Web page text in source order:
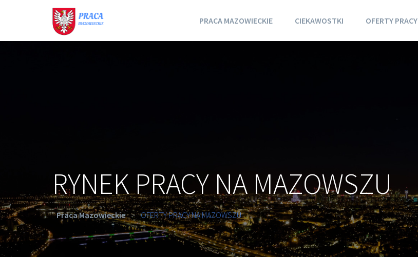
PRACA MAZOWIECKIE CIEKAWOSTKI OFERTY PRACY
RYNEK PRACY NA MAZOWSZU
Praca Mazowieckie > OFERTY PRACY NA MAZOWSZU